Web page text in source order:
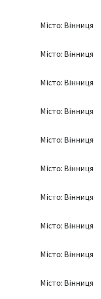
Місто: Вінниця
Місто: Вінниця
Місто: Вінниця
Місто: Вінниця
Місто: Вінниця
Місто: Вінниця
Місто: Вінниця
Місто: Вінниця
Місто: Вінниця
Місто: Вінниця